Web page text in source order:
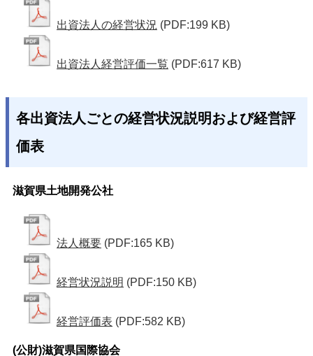
出資法人の経営状況 (PDF:199 KB)
出資法人経営評価一覧 (PDF:617 KB)
各出資法人ごとの経営状況説明および経営評
価表
滋賀県土地開発公社
法人概要 (PDF:165 KB)
経営状況説明 (PDF:150 KB)
経営評価表 (PDF:582 KB)
(公財)滋賀県国際協会